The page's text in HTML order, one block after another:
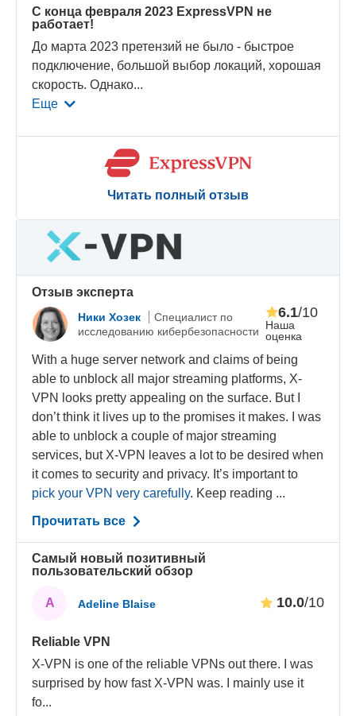
С конца февраля 2023 ExpressVPN не
работает!
До марта 2023 претензий не было - быстрое
подключение, большой выбор локаций, хорошая
скорость. Однако...
Еще
Читать полный отзыв
Oтзыв эксперта
Ники Хозек
Специалист по
исследованию кибербезопасности
Наша
оценка
6.1/10
With a huge server network and claims of being
able to unblock all major streaming platforms, X-
VPN looks pretty appealing on the surface. But I
don’t think it lives up to the promises it makes. I was
able to unblock a couple of major streaming
services, but X-VPN leaves a lot to be desired when
it comes to security and privacy. It’s important to
pick your VPN very carefully. Keep reading ...
Прочитать все
Самый новый позитивный
пользовательский обзор
A Adeline Blaise 10.0/10
Reliable VPN
X-VPN is one of the reliable VPNs out there. I was
surprised by how fast X-VPN was. I mainly use it
fo...